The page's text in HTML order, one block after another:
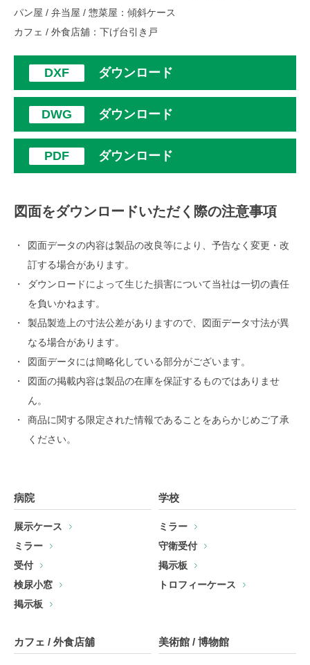
パン屋 / 弁当屋 / 惣菜屋：傾斜ケース
カフェ / 外食店舖：下げ台引き戸
ダウンロード
ダウンロード
ダウンロード
図面をダウンロードいただく際の注意事項
図面データの内容は製品の改良等により、予告なく変更・改
訂する場合があります。
ダウンロードによって生じた損害について当社は一切の責任
を負いかねます。
製品製造上の寸法公差がありますので、図面データ寸法が異
なる場合があります。
図面データには簡略化している部分がございます。
図面の掲載内容は製品の在庫を保証するものではありませ
ん。
商品に関する限定された情報であることをあらかじめご了承
ください。
病院
展示ケース
ミラー
受付
検尿小窓
掲示板
学校
ミラー
守衛受付
掲示板
トロフィーケース
カフェ / 外食店舖 美術館 / 博物館